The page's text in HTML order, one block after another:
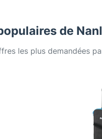
de
les plus demandées